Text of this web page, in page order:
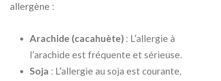
allergène :
Arachide (cacahuète) : L’allergie à
l’arachide est fréquente et sérieuse.
Soja : L’allergie au soja est courante,